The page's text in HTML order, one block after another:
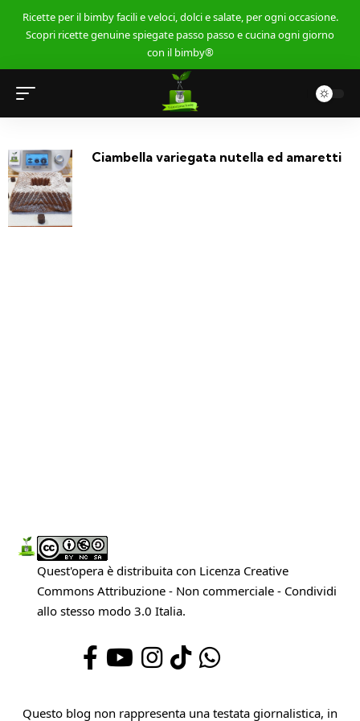
Ricette per il bimby facili e veloci, dolci e salate, per ogni occasione.
Scopri ricette genuine spiegate passo passo e cucina ogni giorno
con il bimby®
Ciambella variegata nutella ed amaretti
Quest'opera è distribuita con Licenza Creative
Commons Attribuzione - Non commerciale - Condividi
allo stesso modo 3.0 Italia.
Questo blog non rappresenta una testata giornalistica, in